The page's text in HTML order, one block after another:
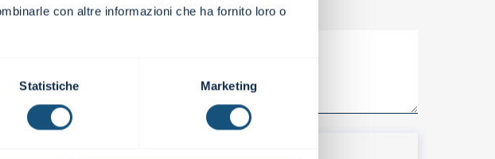
con altre informazioni che ha fornito loro o
Statistiche Marketing